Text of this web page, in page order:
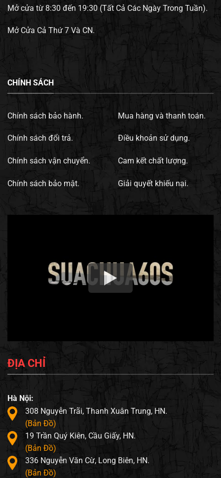
Mở cửa từ 8:30 đến 19:30 (Tất Cả Các Ngày Trong Tuần).
Mở Cửa Cả Thứ 7 Và CN.
CHÍNH SÁCH
Chính sách bảo hành.
Chính sách đổi trả.
Chính sách vận chuyển.
Chính sách bảo mật.
Mua hàng và thanh toán.
Điều khoản sử dụng.
Cam kết chất lượng.
Giải quyết khiếu nại.
ĐỊA CHỈ
Hà Nội:
308 Nguyễn Trãi, Thanh Xuân Trung, HN.
(Bản Đồ)
19 Trần Quý Kiên, Cầu Giấy, HN.
(Bản Đồ)
336 Nguyễn Văn Cừ, Long Biên, HN.
(Bản Đồ)